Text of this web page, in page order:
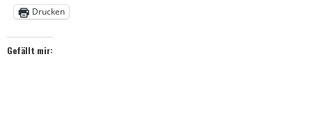
Drucken
Gefällt mir: